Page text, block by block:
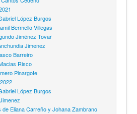
López Burgos
Bermello Villegas
Jiménez Tovar
Jimenez
Barreiro
Risco
Pinargote
López Burgos
de Eliana Carreño y Johana Zambrano